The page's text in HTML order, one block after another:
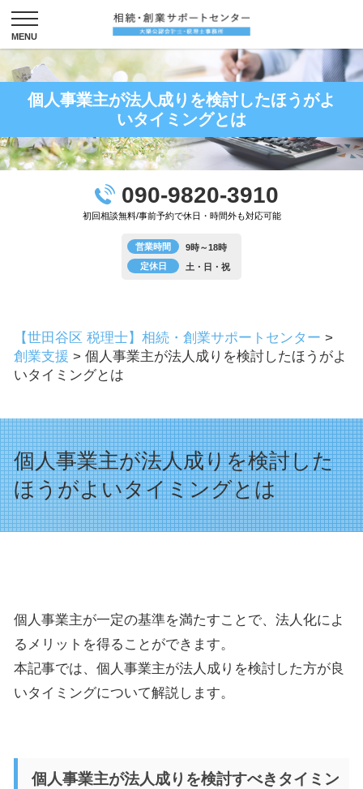
個人事業主が法人成りを検討したほうがよ
いタイミングとは
090-9820-3910
初回相談無料/事前予約で休日・時間外も対応可能
営業時間
9時～18時
定休日
土・日・祝
【世田谷区 税理士】相続・創業サポートセンター >
創業支援 > 個人事業主が法人成りを検討したほうがよ
いタイミングとは
個人事業主が法人成りを検討した
ほうがよいタイミングとは
個人事業主が一定の基準を満たすことで、法人化によ
るメリットを得ることができます。
本記事では、個人事業主が法人成りを検討した方が良
いタイミングについて解説します。
個人事業主が法人成りを検討すべきタイミン